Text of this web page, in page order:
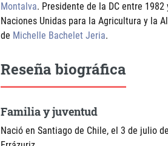
Montalva. Presidente de la DC entre
Naciones Unidas para la Agricultura y la
de Michelle Bachelet Jeria.
Reseña biográfica
Familia y juventud
Nació en Santiago de Chile, el 3 de julio